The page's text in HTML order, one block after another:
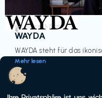
Accessoires & Fashion
WAYDA
WAYDA steht für das
Mehr lesen
€‎